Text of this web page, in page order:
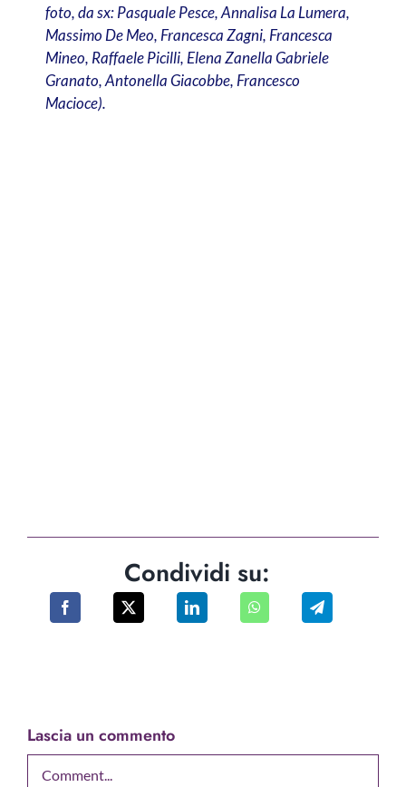
foto, da sx: Pasquale Pesce, Annalisa La Lumera,
Massimo De Meo, Francesca Zagni, Francesca
Mineo, Raffaele Picilli, Elena Zanella Gabriele
Granato, Antonella Giacobbe, Francesco
Macioce).
Condividi su:
Lascia un commento